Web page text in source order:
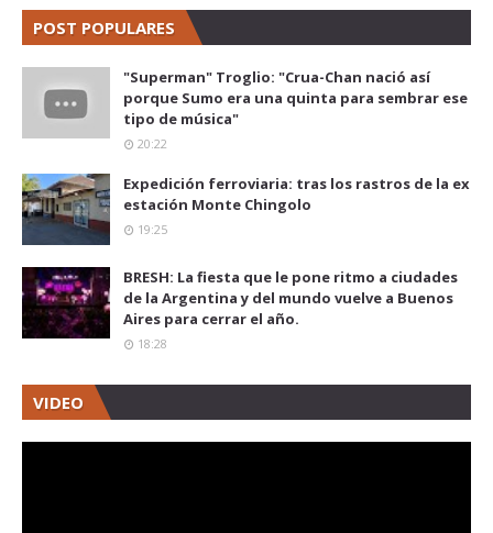
POST POPULARES
"Superman" Troglio: "Crua-Chan nació así
porque Sumo era una quinta para sembrar ese
tipo de música"
20:22
Expedición ferroviaria: tras los rastros de la ex
estación Monte Chingolo
19:25
BRESH: La fiesta que le pone ritmo a ciudades
de la Argentina y del mundo vuelve a Buenos
Aires para cerrar el año.
18:28
VIDEO